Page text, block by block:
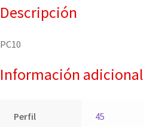
Descripción
PC10
Información adicional
Perfil 45